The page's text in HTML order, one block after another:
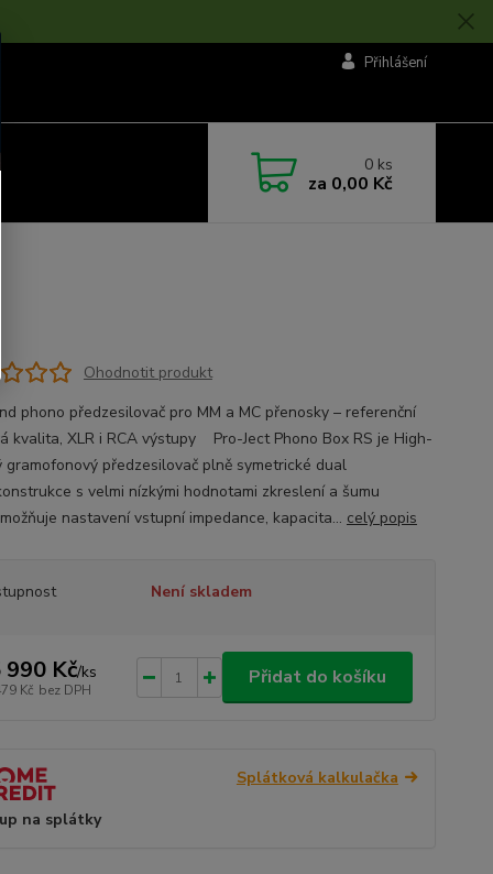
Přihlášení
0 ks
za 0,00 Kč
Ohodnotit produkt
phono předzesilovač pro MM a MC přenosky – referenční
kvalita, XLR i RCA výstupy Pro-Ject Phono Box RS je High-
gramofonový předzesilovač plně symetrické dual
s velmi nízkými hodnotami zkreslení a šumu
nastavení vstupní impedance, kapacita... celý popis
Není skladem
990 Kč/ks
Kč bez DPH
Přidat do košíku
Splátková kalkulačka
na splátky